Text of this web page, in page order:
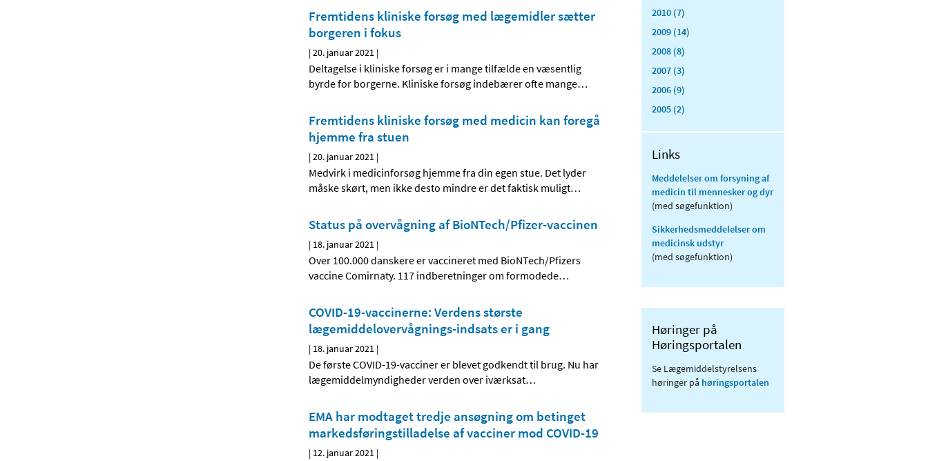
Fremtidens kliniske forsøg med lægemidler sætter
borgeren i fokus
|20. januar 2021 |
Deltagelse i kliniske forsøg er i mange tilfælde en væsentlig
byrde for borgerne. Kliniske forsøg indebærer ofte mange…
Fremtidens kliniske forsøg med medicin kan foregå
hjemme fra stuen
|20. januar 2021 |
Medvirk i medicinforsøg hjemme fra din egen stue. Det lyder
måske skørt, men ikke desto mindre er det faktisk muligt…
Status på overvågning af BioNTech/Pfizer-vaccinen
| 18. januar 2021 |
Over 100.000 danskere er vaccineret med BioNTech/Pfizers
vaccine Comirnaty. 117 indberetninger om formodede…
COVID-19-vaccinerne: Verdens største
lægemiddelovervågnings-indsats er i gang
| 18. januar 2021 |
De første COVID-19-vacciner er blevet godkendt til brug. Nu har
lægemiddelmyndigheder verden over iværksat…
EMA har modtaget tredje ansøgning om betinget
markedsføringstilladelse af vacciner mod COVID-19
| 12. januar 2021 |
2010 (7)
2009 (14)
2008 (8)
2007 (3)
2006 (9)
2005 (2)
Links
Meddelelser om forsyning af
medicin til mennesker og dyr
(med søgefunktion)
Sikkerhedsmeddelelser om
medicinsk udstyr
(med søgefunktion)
Høringer på
Høringsportalen
Se Lægemiddelstyrelsens
høringer på høringsportalen